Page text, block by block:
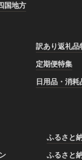
国地方
訳あり返礼品
定期便特集
日用品・消耗
ふるさと
ふるさと